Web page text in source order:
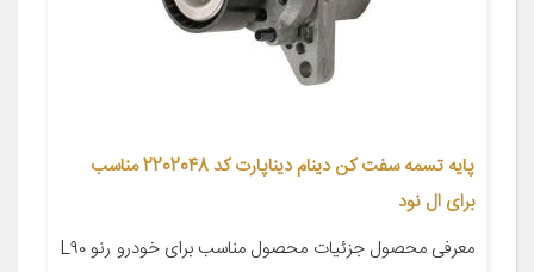
پایه تسمه سفت کن دینام دیناپارت کد 2202048 مناسب
برای ال نود
معرفی محصول جزئیات محصول مناسب برای خودرو رنو L۹۰